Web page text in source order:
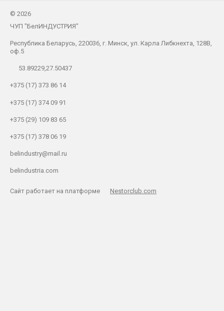
© 2026
ЧУП "БелИНДУСТРИЯ"
Республика Беларусь, 220036, г. Минск, ул. Карла Либкнехта, 128В,
оф.5
53.89229,27.50437
+375 (17) 373 86 14
+375 (17) 374 09 91
+375 (29) 109 83 65
+375 (17) 378 06 19
belindustry@mail.ru
belindustria.com
Сайт работает на платформе Nestorclub.com